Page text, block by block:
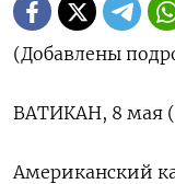
(Добавлены
ВАТИКАН, 8 мая
Американский